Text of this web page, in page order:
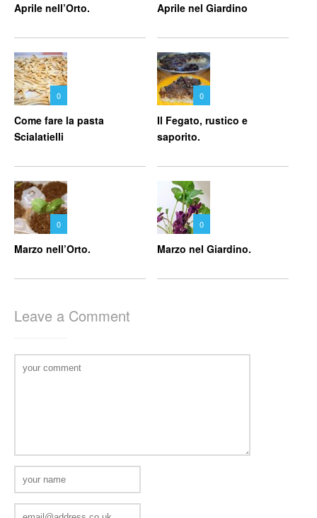
Aprile nell’Orto. Aprile nel Giardino
0
Come fare la pasta
Scialatielli
0
Il Fegato, rustico e
saporito.
0
Marzo nell’Orto.
0
Marzo nel Giardino.
Leave a Comment